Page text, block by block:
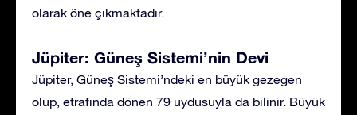
olarak öne çıkmaktadır.
Jüpiter: Güneş Sistemi’nin Devi
Jüpiter, Güneş Sistemi’ndeki en büyük gezegen
olup, etrafında dönen 79 uydusuyla da bilinir. Büyük